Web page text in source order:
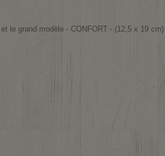
le grand modèle - CONFORT - (12,5 x 19 cm)